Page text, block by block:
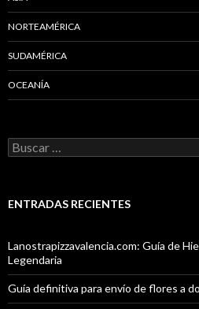
NORTEAMÉRICA
SUDAMÉRICA
OCEANÍA
Buscar:
ENTRADAS RECIENTES
Lanostrapizzavalencia.com: Guía de
Legendaria
Guía definitiva para envío de flores a